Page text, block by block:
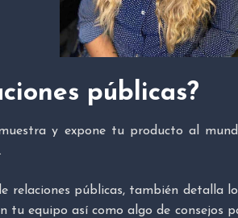
públicas?
y expone tu producto al
relaciones públicas, también detalla
tu equipo así como algo de consejos